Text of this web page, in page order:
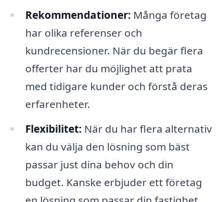
Rekommendationer: Många företag
har olika referenser och
kundrecensioner. När du begär flera
offerter har du möjlighet att prata
med tidigare kunder och förstå deras
erfarenheter.
Flexibilitet: När du har flera alternativ
kan du välja den lösning som bäst
passar just dina behov och din
budget. Kanske erbjuder ett företag